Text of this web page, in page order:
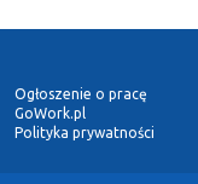
Ogłoszenie o pracę
GoWork.pl
Polityka prywatności